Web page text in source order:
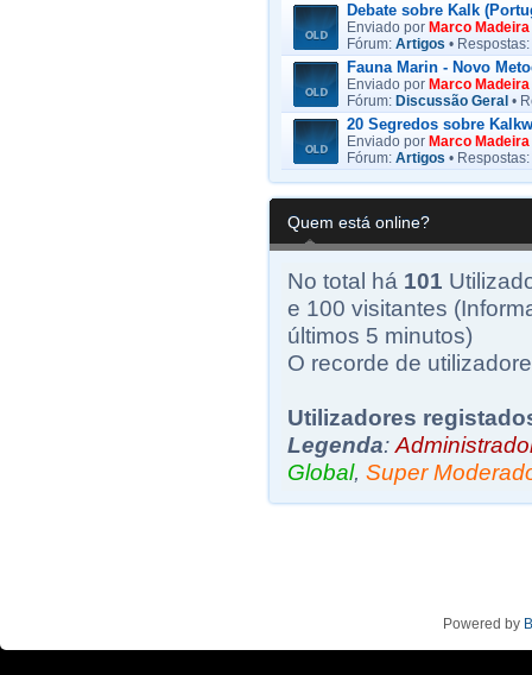
Debate sobre Kalk
Enviado por Marco Madeira
Fórum: Artigos • Respostas:
Fauna Marin - Novo
Enviado por Marco Madeira
Fórum: Discussão Geral •
20 Segredos sobre
Enviado por Marco Madeira
Fórum: Artigos • Respostas:
Quem está online?
No total há 101
e 100 visitantes
últimos 5 minutos)
O recorde de
Utilizadores
Legenda:
Global, Super
Powered by